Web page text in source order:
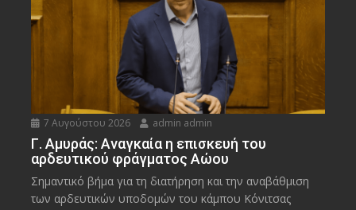
7 Αυγούστου 2026 admin admin
Γ. Αμυράς: Αναγκαία η επισκευή του
αρδευτικού φράγματος Αώου
Σημαντικό βήμα για τη διατήρηση και την αναβάθμιση
των αρδευτικών υποδομών του κάμπου Κόνιτσας